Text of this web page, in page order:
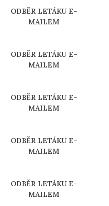
ODBĚR LETÁKU E-
MAILEM
ODBĚR LETÁKU E-
MAILEM
ODBĚR LETÁKU E-
MAILEM
ODBĚR LETÁKU E-
MAILEM
ODBĚR LETÁKU E-
MAILEM